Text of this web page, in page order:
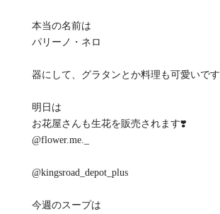
本当の名前は
パリーノ・ネロ
器にして、グラタンとか料理も可愛いです
明日は
お花屋さんも生花を販売されます❣️
@flower.me._
@kingsroad_depot_plus
今週のスープは